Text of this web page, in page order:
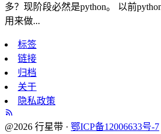
多？现阶段必然是python。 以前
用来做...
标签
链接
归档
关于
隐私政策
@2026 行星带 · 鄂ICP备12006633号-7